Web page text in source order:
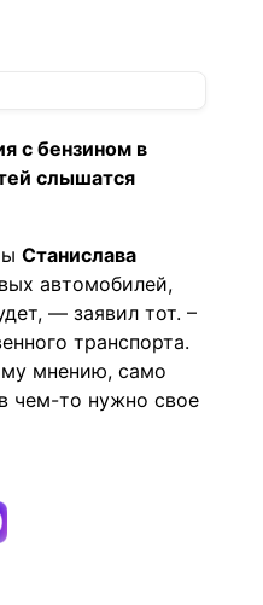
с бензином в
слышатся
Станислава
автомобилей,
— заявил тот. –
транспорта.
мнению, само
чем-то нужно свое